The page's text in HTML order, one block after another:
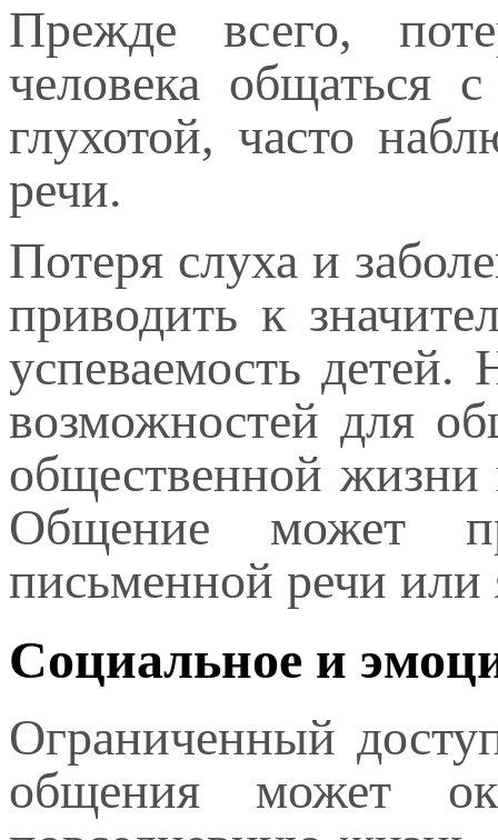
Прежде всего,
человека общаться
глухотой, часто
речи.
Потеря слуха и
приводить к
успеваемость детей.
возможностей для
общественной
Общение может
письменной речи или
Социальное и
Ограниченный
общения может